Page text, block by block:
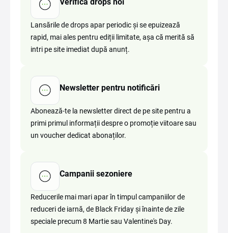
Lansările de drops apar periodic și se epuizează
rapid, mai ales pentru ediții limitate, așa că merită să
intri pe site imediat după anunț.
Newsletter pentru notificări
Abonează-te la newsletter direct de pe site pentru a
primi primul informații despre o promoție viitoare sau
un voucher dedicat abonaților.
Campanii sezoniere
Reducerile mai mari apar în timpul campaniilor de
reduceri de iarnă, de Black Friday și înainte de zile
speciale precum 8 Martie sau Valentine's Day.